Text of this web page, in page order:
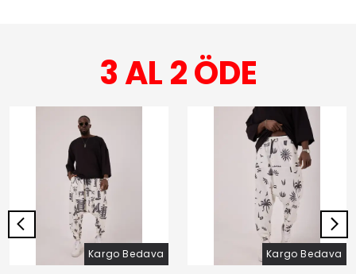
3 AL 2 ÖDE
Kargo Bedava Kargo Bedava